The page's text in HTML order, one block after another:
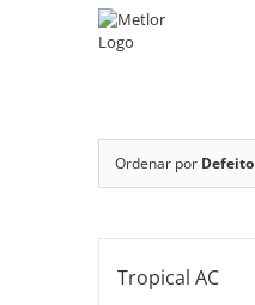
Ordenar por Defeito
Tropical AC